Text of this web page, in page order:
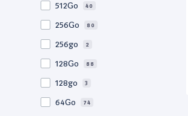
512Go 40
256Go 80
256go 2
128Go 88
128go 3
64Go 74